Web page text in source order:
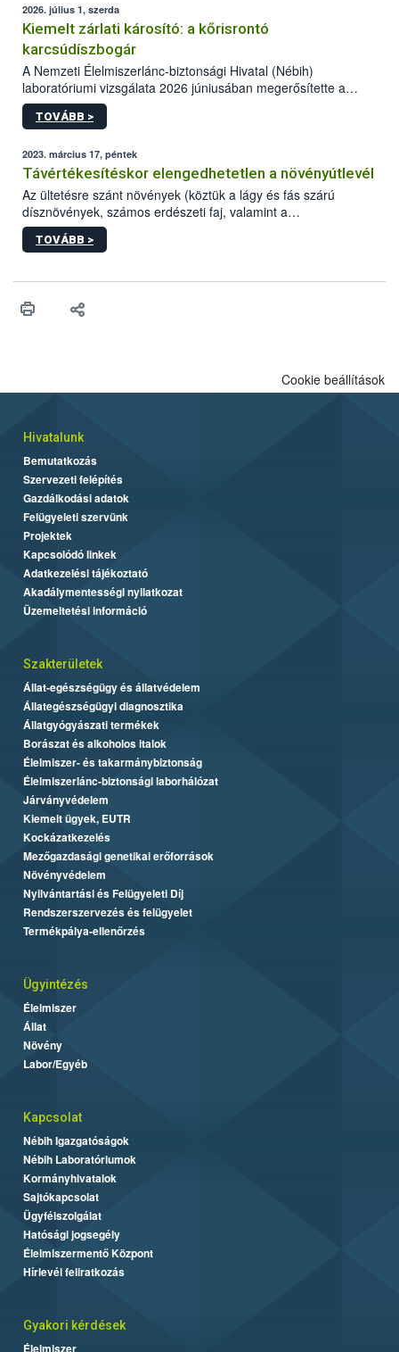
2026. július 1, szerda
Kiemelt zárlati károsító: a kőrisrontó
karcsúdíszbogár
A Nemzeti Élelmiszerlánc-biztonsági Hivatal (Nébih)
laboratóriumi vizsgálata 2026 júniusában megerősítette a
kőrisrontó karcsúdíszbogár (Agrilus planipennis) jelenlétét
Beregsurány térségében.
TOVÁBB >
2023. március 17, péntek
Távértékesítéskor elengedhetetlen a növényútlevél
Az ültetésre szánt növények (köztük a lágy és fás szárú
dísznövények, számos erdészeti faj, valamint a
zöldségpalánták) távértékesítése esetén kötelező a
növényútlevél.
TOVÁBB >
Cookie beállítások
Hivatalunk
Bemutatkozás
Szervezeti felépítés
Gazdálkodási adatok
Felügyeleti szervünk
Projektek
Kapcsolódó linkek
Adatkezelési tájékoztató
Akadálymentességi nyilatkozat
Üzemeltetési információ
Szakterületek
Állat-egészségügy és állatvédelem
Állategészségügyi diagnosztika
Állatgyógyászati termékek
Borászat és alkoholos italok
Élelmiszer- és takarmánybiztonság
Élelmiszerlánc-biztonsági laborhálózat
Járványvédelem
Kiemelt ügyek, EUTR
Kockázatkezelés
Mezőgazdasági genetikai erőforrások
Növényvédelem
Nyilvántartási és Felügyeleti Díj
Rendszerszervezés és felügyelet
Termékpálya-ellenőrzés
Ügyintézés
Élelmiszer
Állat
Növény
Labor/Egyéb
Kapcsolat
Nébih Igazgatóságok
Nébih Laboratóriumok
Kormányhivatalok
Sajtókapcsolat
Ügyfélszolgálat
Hatósági jogsegély
Élelmiszermentő Központ
Hírlevél feliratkozás
Gyakori kérdések
Élelmiszer